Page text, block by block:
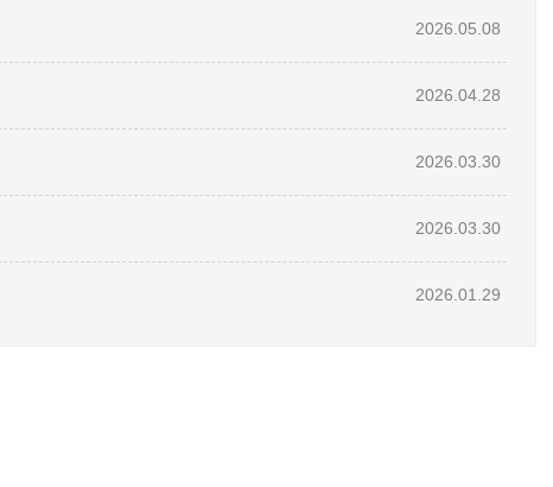
2026.05.08
2026.04.28
2026.03.30
2026.03.30
2026.01.29